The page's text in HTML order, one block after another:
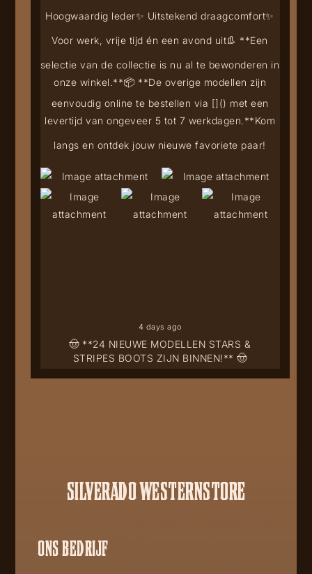
🤠 **24 NIEUWE MODELLEN STARS &
STRIPES BOOTS ZIJN BINNEN!** 🤠
Hoogwaardig leder✨ Uitstekend draagcomfort✨
Voor werk, vrije tijd én een avond uit👢 **Een
selectie van de collectie is nu al te bewonderen in
onze winkel.**📦 **De overige modellen zijn
eenvoudig online te bestellen via []() met een
levertijd van ongeveer 5 tot 7 werkdagen.**Kom
langs en ontdek jouw nieuwe favoriete paar!
4 days ago
SILVERADO WESTERNSTORE
ONS BEDRIJF